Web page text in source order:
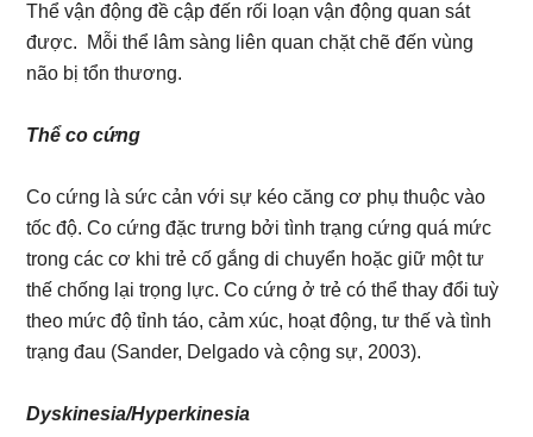
Thể vận động đề cập đến rối loạn vận động quan sát
được. Mỗi thể lâm sàng liên quan chặt chẽ đến vùng
não bị tổn thương.
Thể co cứng
Co cứng là sức cản với sự kéo căng cơ phụ thuộc vào
tốc độ. Co cứng đặc trưng bởi tình trạng cứng quá mức
trong các cơ khi trẻ cố gắng di chuyển hoặc giữ một tư
thế chống lại trọng lực. Co cứng ở trẻ có thể thay đổi tuỳ
theo mức độ tỉnh táo, cảm xúc, hoạt động, tư thế và tình
trạng đau (Sander, Delgado và cộng sự, 2003).
Dyskinesia/Hyperkinesia